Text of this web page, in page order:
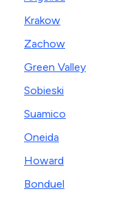
Krakow
Zachow
Green Valley
Sobieski
Suamico
Oneida
Howard
Bonduel